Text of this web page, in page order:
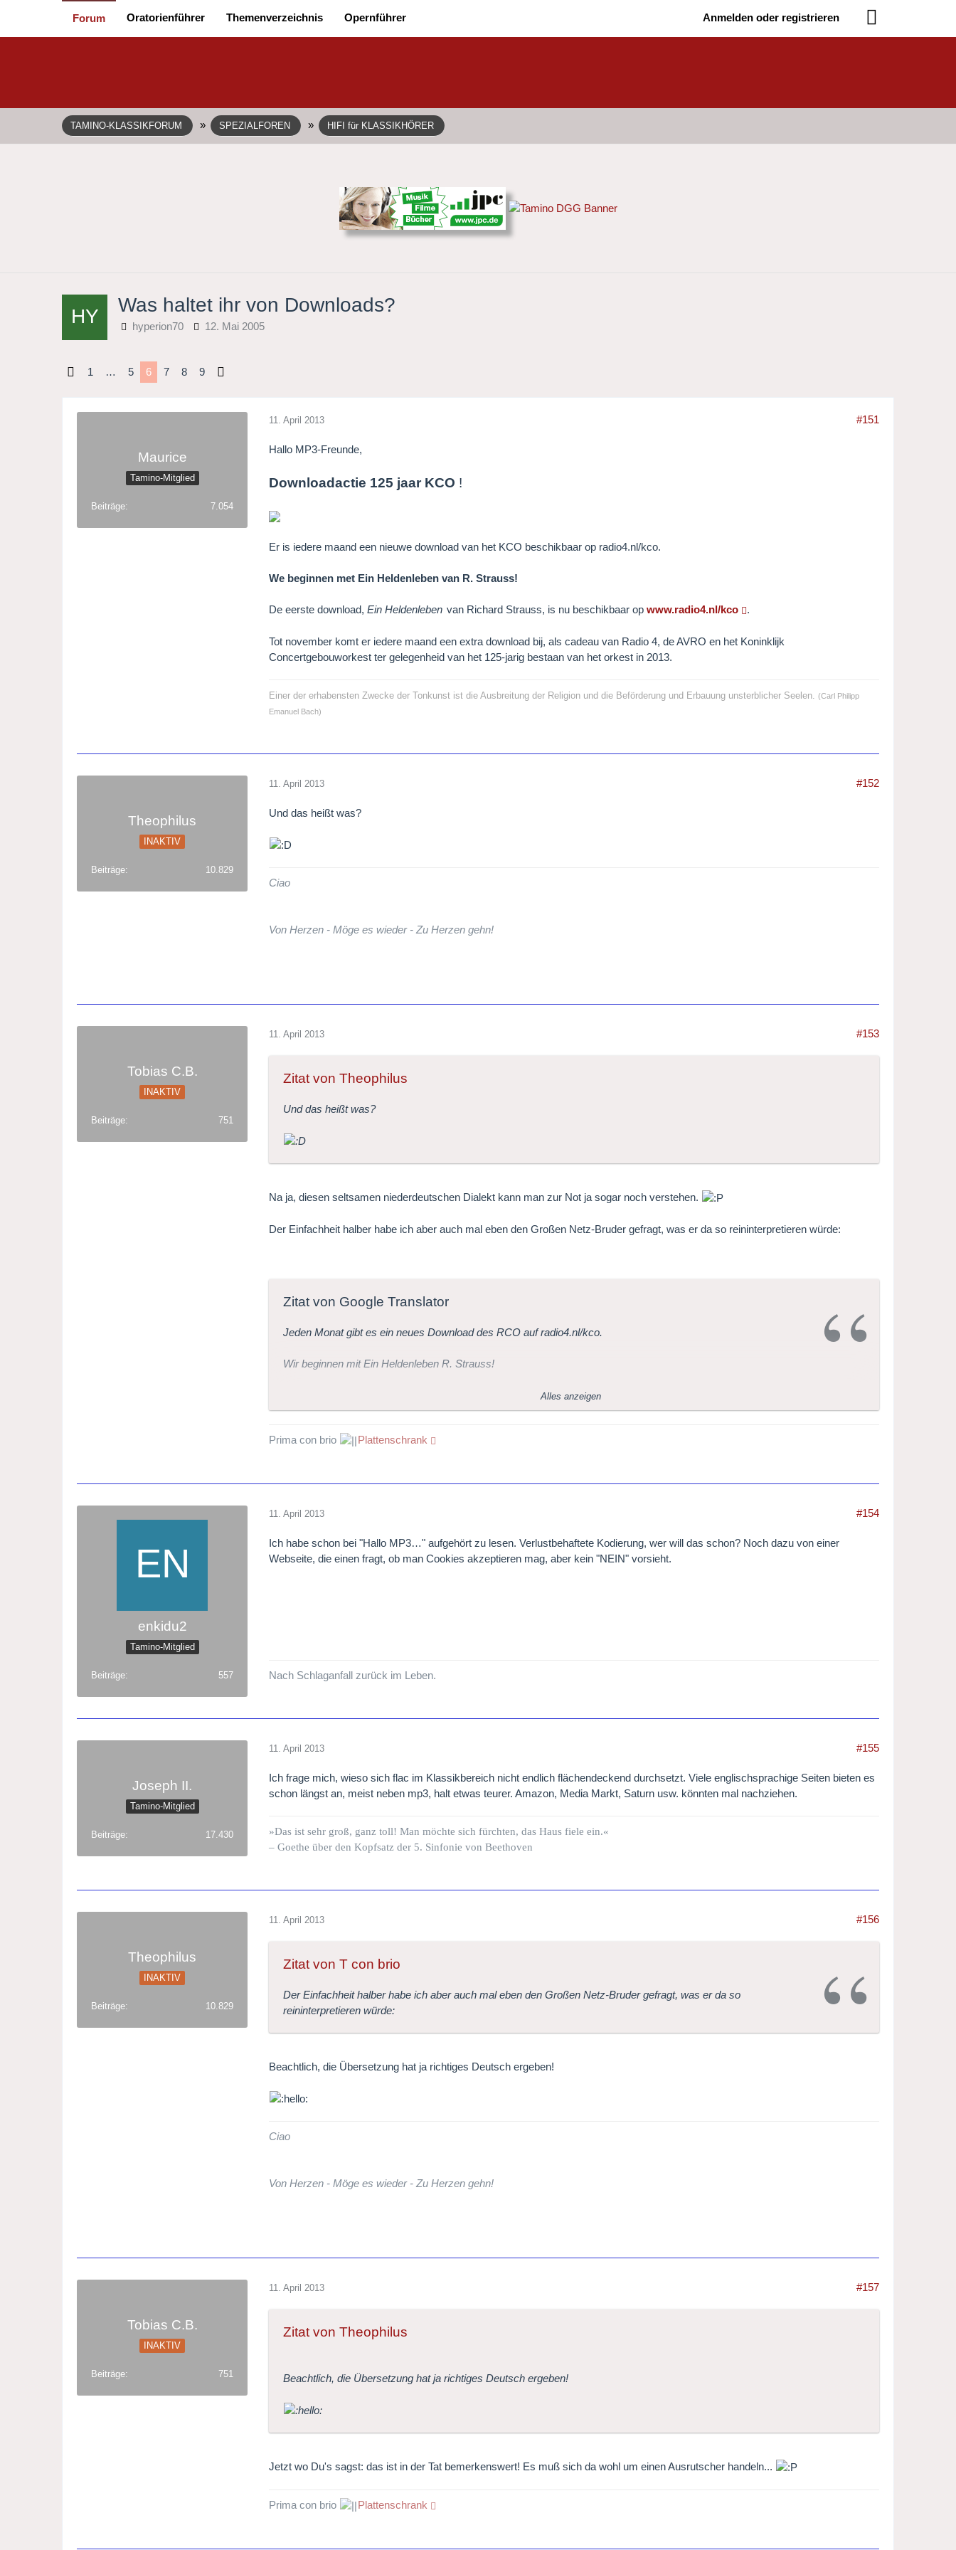
Forum Oratorienführer Themenverzeichnis Opernführer Anmelden oder registrieren
TAMINO-KLASSIKFORUM » SPEZIALFOREN » HIFI für KLASSIKHÖRER
Was haltet ihr von Downloads?
hyperion70 12. Mai 2005
1 … 5 6 7 8 9
Maurice
Tamino-Mitglied
Beiträge 7.054
11. April 2013 #151
Hallo MP3-Freunde,
Downloadactie 125 jaar KCO !
Er is iedere maand een nieuwe download van het KCO beschikbaar op radio4.nl/kco.
We beginnen met Ein Heldenleben van R. Strauss!
De eerste download,Ein Heldenleben van Richard Strauss, is nu beschikbaar opwww.radio4.nl/kco .
Tot november komt er iedere maand een extra download bij, als cadeau van Radio 4, de AVRO en het Koninklijk
Concertgebouworkest ter gelegenheid van het 125-jarig bestaan van het orkest in 2013.
Einer der erhabensten Zwecke der Tonkunst ist die Ausbreitung der Religion und die Beförderung und Erbauung unsterblicher Seelen. (Carl Philipp
Emanuel Bach)
Theophilus
INAKTIV
Beiträge 10.829
11. April 2013 #152
Und das heißt was?
Ciao
Von Herzen - Möge es wieder - Zu Herzen gehn!
Tobias C.B.
INAKTIV
Beiträge 751
11. April 2013 #153
Zitat von Theophilus
Und das heißt was?
Na ja, diesen seltsamen niederdeutschen Dialekt kann man zur Not ja sogar noch verstehen.
Der Einfachheit halber habe ich aber auch mal eben den Großen Netz-Bruder gefragt, was er da so reininterpretieren würde:
Zitat von Google Translator
Jeden Monat gibt es ein neues Download des RCO auf radio4.nl/kco.
Wir beginnen mit Ein Heldenleben R. Strauss!
Der erste Download, Ein Heldenleben von Richard Strauss, ist ab sofort auf
Royal Concertgebouw Orchestra anlässlich des 125-jährigen Jubiläums des Orchesters im Jahr 2013 sein.
Alles anzeigen
Prima con brio Plattenschrank
enkidu2
Tamino-Mitglied
Beiträge 557
11. April 2013 #154
Ich habe schon bei "Hallo MP3…" aufgehört zu lesen. Verlustbehaftete Kodierung, wer will das schon? Noch dazu von einer
Webseite, die einen fragt, ob man Cookies akzeptieren mag, aber kein "NEIN" vorsieht.
Nach Schlaganfall zurück im Leben.
Joseph II.
Tamino-Mitglied
Beiträge 17.430
11. April 2013 #155
Ich frage mich, wieso sich flac im Klassikbereich nicht endlich flächendeckend durchsetzt. Viele englischsprachige Seiten bieten es
schon längst an, meist neben mp3, halt etwas teurer. Amazon, Media Markt, Saturn usw. könnten mal nachziehen.
»Das ist sehr groß, ganz toll! Man möchte sich fürchten, das Haus fiele ein.«
– Goethe über den Kopfsatz der 5. Sinfonie von Beethoven
Theophilus
INAKTIV
Beiträge 10.829
11. April 2013 #156
Zitat von T con brio
Der Einfachheit halber habe ich aber auch mal eben den Großen Netz-Bruder gefragt, was er da so
reininterpretieren würde:
Beachtlich, die Übersetzung hat ja richtiges Deutsch ergeben!
Ciao
Von Herzen - Möge es wieder - Zu Herzen gehn!
Tobias C.B.
INAKTIV
Beiträge 751
11. April 2013 #157
Zitat von Theophilus
Beachtlich, die Übersetzung hat ja richtiges Deutsch ergeben!
Jetzt wo Du's sagst: das ist in der Tat bemerkenswert! Es muß sich da wohl um einen Ausrutscher handeln...
Prima con brio Plattenschrank